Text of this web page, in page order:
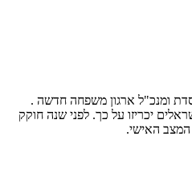
ומנכ"ל ארגון משפחה חדשה .
יכריזו על כך. לפני שנה חוקק
האישי.